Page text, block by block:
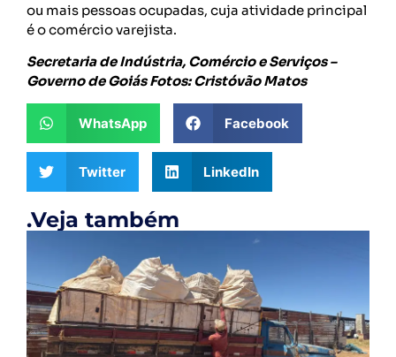
ou mais pessoas ocupadas, cuja atividade principal
é o comércio varejista.
Secretaria de Indústria, Comércio e Serviços –
Governo de Goiás Fotos: Cristóvão Matos
WhatsApp Facebook
Twitter LinkedIn
.Veja também